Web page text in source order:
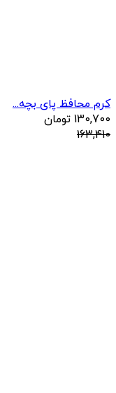
کرم محافظ پای بچه...
130,700 تومان
163,410